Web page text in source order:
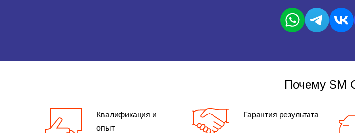
Почему SM
Квалификация и
опыт
Гарантия результата